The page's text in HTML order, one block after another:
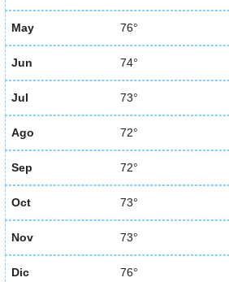
May 76°
Jun 74°
Jul 73°
Ago 72°
Sep 72°
Oct 73°
Nov 73°
Dic 76°